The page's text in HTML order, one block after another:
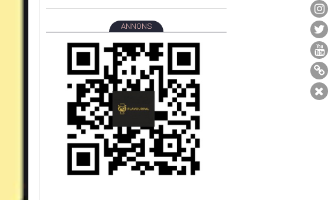
ANNONS